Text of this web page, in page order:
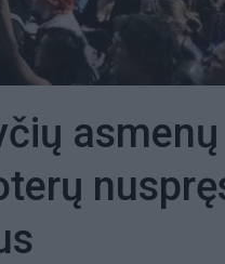
asmenų